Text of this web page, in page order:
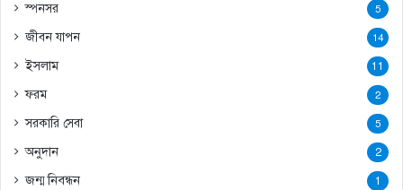
স্পনসর 5
জীবন যাপন 14
ইসলাম 11
ফরম 2
সরকারি সেবা 5
অনুদান 2
জন্ম নিবন্ধন 1